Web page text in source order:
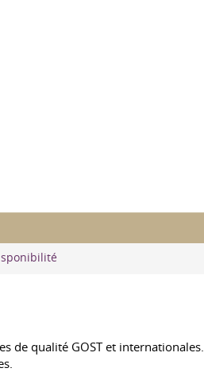
de qualité GOST et internationales.